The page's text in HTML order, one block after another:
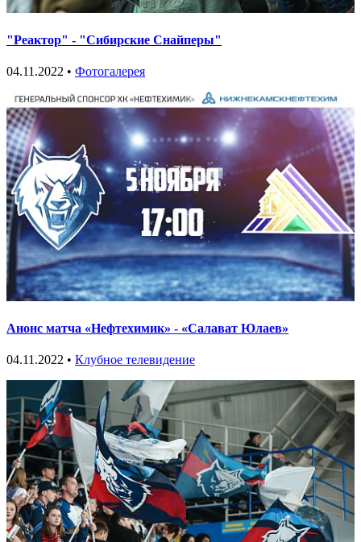
"Реактор" - "Сибирские Снайперы"
04.11.2022 • Фотогалерея
Анонс матча «Нефтехимик» - «Салават Юлаев»
04.11.2022 • Клубное телевидение